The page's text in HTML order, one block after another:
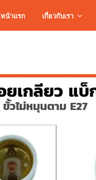
หน้าแรก เกี่ยวกับเรา